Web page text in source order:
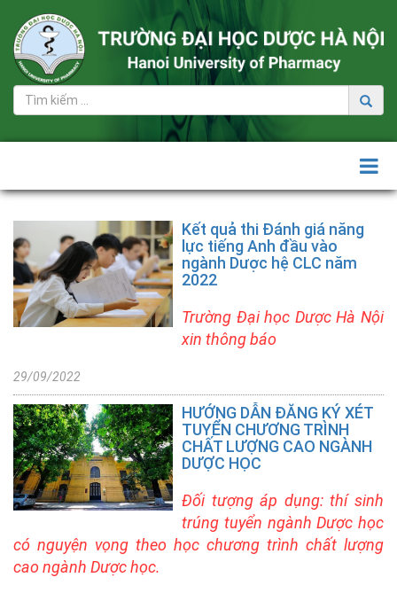
Tuyển
sinh
Đại
tuyển
sinh
đại
học
+ Thông
tin
tuyển
Đại
học
+ Chỉ
tiêu
và
Điểm
chuẩn
năm
+ Ngành
Kết quả thi Đánh giá năng
lực tiếng Anh đầu vào
ngành Dược hệ CLC năm
2022
Trường Đại học Dược Hà Nội
xin thông báo
29/09/2022
HƯỚNG DẪN ĐĂNG KÝ XÉT
TUYỂN CHƯƠNG TRÌNH
CHẤT LƯỢNG CAO NGÀNH
DƯỢC HỌC
​Đối tượng áp dụng: thí sinh
trúng tuyển ngành Dược học
có nguyện vọng theo học chương trình chất lượng
cao ngành Dược học.